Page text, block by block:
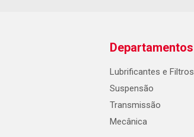
Departamentos
Lubrificantes e Filtros
Suspensão
Transmissão
Mecânica